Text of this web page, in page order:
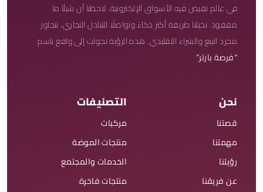
في عالم تفيض فيه الأسواق الإلكترونية، لاحظنا أن شيئًا ما
مفقود. تخيلنا طريقة أكثر ذكاءً وتواصلًا للتبادل التجاري، تتجاوز
مجرد البيع والشراء التقليدي. هذه الرؤية تحولت إلى واقع باسم
“فرصة بارتر”
نحن
قصتنا
مهمتنا
رؤيتنا
عن فريقنا
التصنيفات
مركبات
منتجات الموضة
الخدمات والمجتمع
منتجات فاخرة